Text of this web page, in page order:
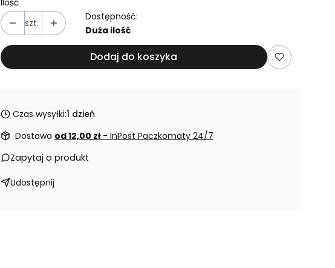
Ilość
szt.
Dostępność:
Duża ilość
Dodaj do koszyka
Czas wysyłki:1 dzień
Dostawa od 12,00 zł - InPost Paczkomaty 24/7
Zapytaj o produkt
Udostępnij